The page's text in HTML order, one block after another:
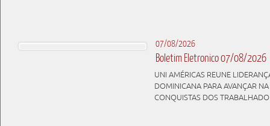
07/08/2026
Boletim Eletronico 07/08/2026
UNI AMÉRICAS REUNE
DOMINICANA PARA AVANÇAR
CONQUISTAS DOS